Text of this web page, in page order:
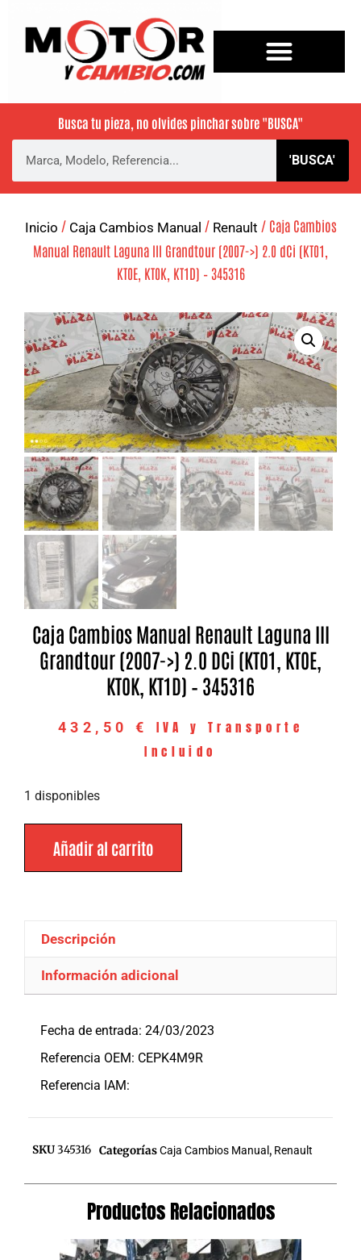
Busca tu pieza, no olvides pinchar sobre "BUSCA"
'BUSCA'
Inicio / Caja Cambios Manual / Renault / Caja Cambios
Manual Renault Laguna III Grandtour (2007->) 2.0 dCi (KT01,
KT0E, KT0K, KT1D) – 345316
Caja Cambios Manual Renault Laguna III
Grandtour (2007->) 2.0 DCi (KT01, KT0E,
KT0K, KT1D) – 345316
432,50 €
IVA y Transporte
Incluido
1 disponibles
Añadir al carrito
Descripción
Información adicional
Fecha de entrada: 24/03/2023
Referencia OEM: CEPK4M9R
Referencia IAM:
SKU345316 CategoríasCaja Cambios Manual, Renault
Productos Relacionados